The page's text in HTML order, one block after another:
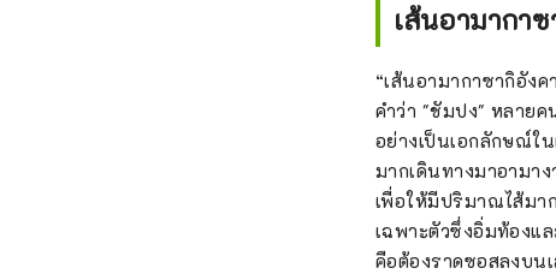
โอซาก้
[เมือง
พลุกพล่
เมือง
คิดถึงและความอบอุ่น [เมืองที่
ในฐาน
เป็นผู้น
เลือกใ
เส้นอามากา
“เส้นอามากาซากิอัง
คำว่า "ชัมปง" หลาย
อย่างเป็นเอกลักษณ์ใ
มากเดินทางมาอามา
เพื่อให้มีปริมาณไส้มา
เฉพาะตัวซึ่งอิ่มท้องแ
คือต้องราดซอสลงบน